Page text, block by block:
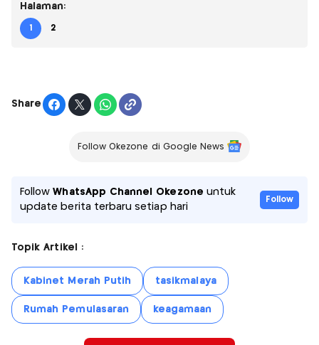
Halaman:
1 2
Share
Follow Okezone di Google News
FollowWhatsApp Channel Okezone untuk
update berita terbaru setiap hari
Follow
Topik Artikel :
Kabinet Merah Putih tasikmalaya
Rumah Pemulasaran keagamaan